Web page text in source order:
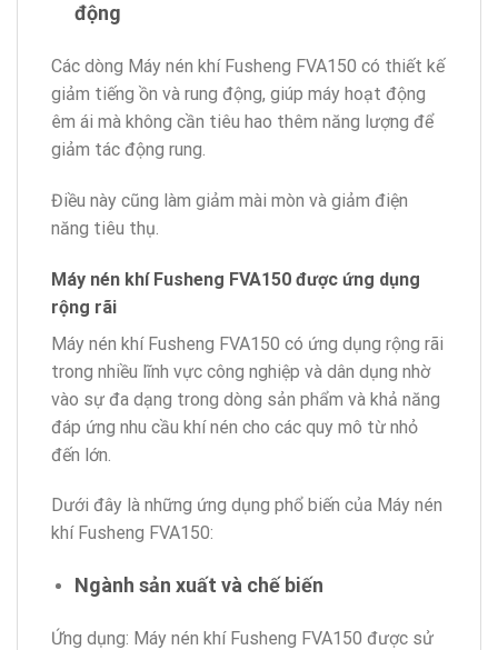
động
Các dòng Máy nén khí Fusheng FVA150 có thiết kế
giảm tiếng ồn và rung động, giúp máy hoạt động
êm ái mà không cần tiêu hao thêm năng lượng để
giảm tác động rung.
Điều này cũng làm giảm mài mòn và giảm điện
năng tiêu thụ.
Máy nén khí Fusheng FVA150 được ứng dụng
rộng rãi
Máy nén khí Fusheng FVA150 có ứng dụng rộng rãi
trong nhiều lĩnh vực công nghiệp và dân dụng nhờ
vào sự đa dạng trong dòng sản phẩm và khả năng
đáp ứng nhu cầu khí nén cho các quy mô từ nhỏ
đến lớn.
Dưới đây là những ứng dụng phổ biến của Máy nén
khí Fusheng FVA150:
Ngành sản xuất và chế biến
Ứng dụng: Máy nén khí Fusheng FVA150 được sử